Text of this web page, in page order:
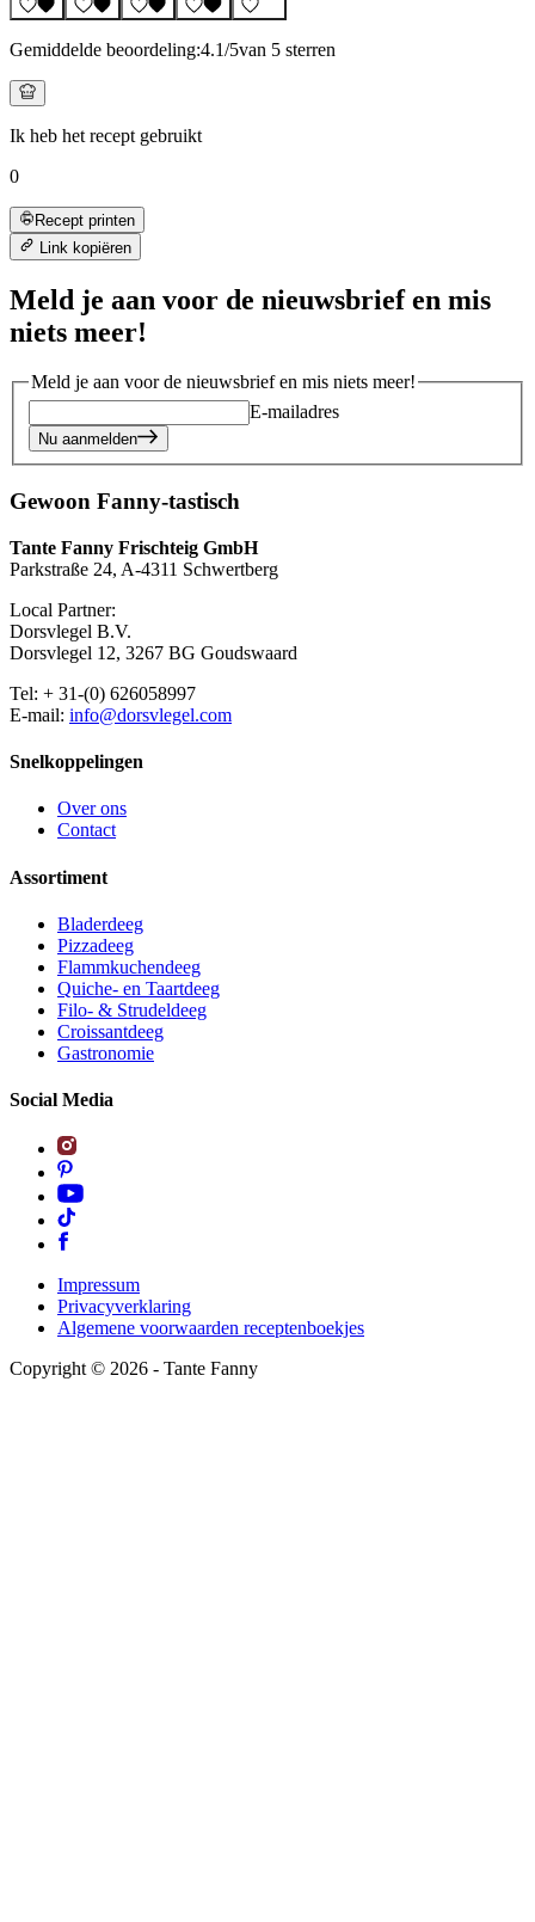
Gemiddelde beoordeling:4.1/5van 5 sterren
Ik heb het recept gebruikt
0
Recept printen
Link kopiëren
Meld je aan voor de nieuwsbrief en mis
niets meer!
Meld je aan voor de nieuwsbrief en mis niets meer!
E-mailadres
Nu aanmelden
Gewoon Fanny-tastisch
Tante Fanny Frischteig GmbH
Parkstraße 24, A-4311 Schwertberg
Local Partner:
Dorsvlegel B.V.
Dorsvlegel 12, 3267 BG Goudswaard
Tel: + 31-(0) 626058997
E-mail: info@dorsvlegel.com
Snelkoppelingen
Over ons
Contact
Assortiment
Bladerdeeg
Pizzadeeg
Flammkuchendeeg
Quiche- en Taartdeeg
Filo- & Strudeldeeg
Croissantdeeg
Gastronomie
Social Media
Impressum
Privacyverklaring
Algemene voorwaarden receptenboekjes
Copyright © 2026 - Tante Fanny